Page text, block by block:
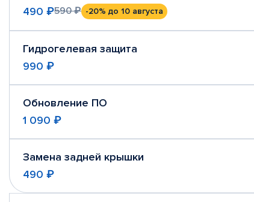
490 ₽590 ₽ -20% до 10 августа
Гидрогелевая защита
990 ₽
Обновление ПО
1 090 ₽
Замена задней крышки
490 ₽